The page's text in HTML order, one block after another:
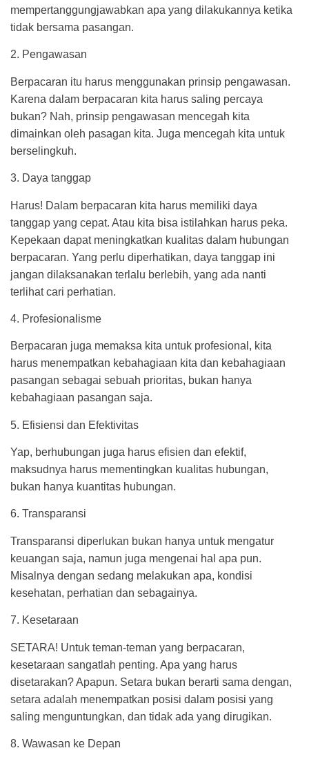
mempertanggungjawabkan apa yang dilakukannya ketika
tidak bersama pasangan.
2. Pengawasan
Berpacaran itu harus menggunakan prinsip pengawasan.
Karena dalam berpacaran kita harus saling percaya
bukan? Nah, prinsip pengawasan mencegah kita
dimainkan oleh pasagan kita. Juga mencegah kita untuk
berselingkuh.
3. Daya tanggap
Harus! Dalam berpacaran kita harus memiliki daya
tanggap yang cepat. Atau kita bisa istilahkan harus peka.
Kepekaan dapat meningkatkan kualitas dalam hubungan
berpacaran. Yang perlu diperhatikan, daya tanggap ini
jangan dilaksanakan terlalu berlebih, yang ada nanti
terlihat cari perhatian.
4. Profesionalisme
Berpacaran juga memaksa kita untuk profesional, kita
harus menempatkan kebahagiaan kita dan kebahagiaan
pasangan sebagai sebuah prioritas, bukan hanya
kebahagiaan pasangan saja.
5. Efisiensi dan Efektivitas
Yap, berhubungan juga harus efisien dan efektif,
maksudnya harus mementingkan kualitas hubungan,
bukan hanya kuantitas hubungan.
6. Transparansi
Transparansi diperlukan bukan hanya untuk mengatur
keuangan saja, namun juga mengenai hal apa pun.
Misalnya dengan sedang melakukan apa, kondisi
kesehatan, perhatian dan sebagainya.
7. Kesetaraan
SETARA! Untuk teman-teman yang berpacaran,
kesetaraan sangatlah penting. Apa yang harus
disetarakan? Apapun. Setara bukan berarti sama dengan,
setara adalah menempatkan posisi dalam posisi yang
saling menguntungkan, dan tidak ada yang dirugikan.
8. Wawasan ke Depan